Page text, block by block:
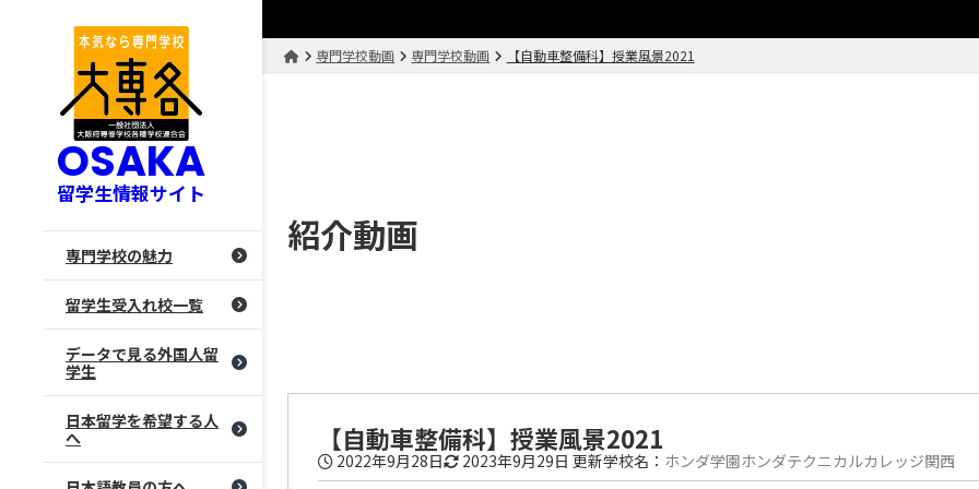
OSAKA
留学生情報サイト
専門学校の魅力
留学生受入れ校一覧
データで見る外国人留
学生
日本留学を希望する人
へ
専門学校動画 専門学校動画 【自動車整備科】授業風景2021
紹介動画
【自動車整備科】授業風景2021
2022年9月28日 2023年9月29日 更新学校名： ホンダ学園ホンダテクニカルカレッジ関西